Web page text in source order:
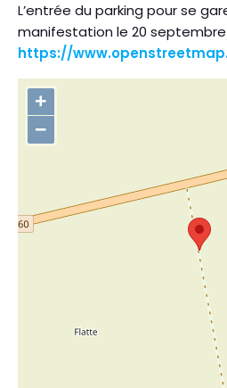
L’entrée du parking pour se
manifestation le 20 septembre
https://
+
−